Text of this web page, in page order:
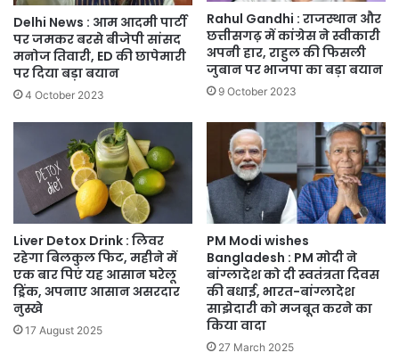
Delhi News : आम आदमी पार्टी
पर जमकर बरसे बीजेपी सांसद
मनोज तिवारी, ED की छापेमारी
पर दिया बड़ा बयान
4 October 2023
Rahul Gandhi : राजस्थान और
छत्तीसगढ़ में कांग्रेस ने स्वीकारी
अपनी हार, राहुल की फिसली
जुबान पर भाजपा का बड़ा बयान
9 October 2023
Liver Detox Drink : लिवर
रहेगा बिलकुल फिट, महीने में
एक बार पिएं यह आसान घरेलू
ड्रिंक, अपनाए आसान असरदार
नुस्खे
17 August 2025
PM Modi wishes
Bangladesh : PM मोदी ने
बांग्लादेश को दी स्वतंत्रता दिवस
की बधाई, भारत-बांग्लादेश
साझेदारी को मजबूत करने का
किया वादा
27 March 2025